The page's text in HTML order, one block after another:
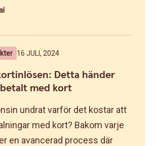
16 JULI, 2024
Detta händer
med kort
undrat varför det kostar att
med kort? Bakom varje
en avancerad process där